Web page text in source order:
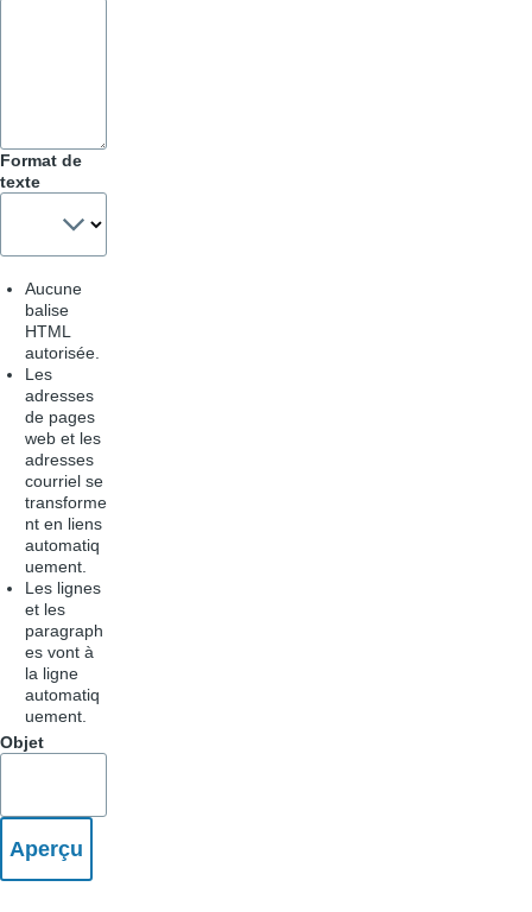
Format de
texte
Aucune
balise
HTML
autorisée.
Les
adresses
de pages
web et les
adresses
courriel se
transforme
nt en liens
automatiq
uement.
Les lignes
et les
paragraph
es vont à
la ligne
automatiq
uement.
Objet